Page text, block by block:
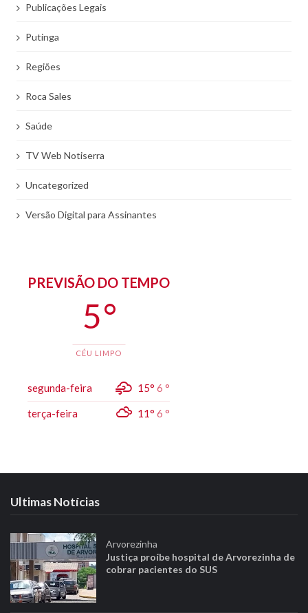
Publicações Legais
Putinga
Regiões
Roca Sales
Saúde
TV Web Notiserra
Uncategorized
Versão Digital para Assinantes
PREVISÃO DO TEMPO
5 °
CÉU LIMPO
segunda-feira 15° 6 °
terça-feira 11° 6 °
Ultimas Notícias
Arvorezinha
Justiça proíbe hospital de Arvorezinha de
cobrar pacientes do SUS